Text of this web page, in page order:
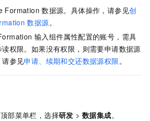
Formation 数据源。具体操作，请参见创
数据源。
输入组件属性配置的账号，需具
权限。如果没有权限，则需要申请数据源
请参见申请、续期和交还数据源权限。
部菜单栏，选择研发 > 数据集成。